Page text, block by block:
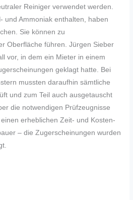
Reiniger verwendet werden.
und Ammoniak enthalten, haben
Sie können zu
Oberfläche führen. Jürgen Sieber
vor, in dem ein Mieter in einem
geklagt hatte. Bei
mussten daraufhin sämtliche
und zum Teil auch ausgetauscht
die notwendigen Prüfzeugnisse
erheblichen Zeit- und Kosten-
– die Zugerscheinungen wurden